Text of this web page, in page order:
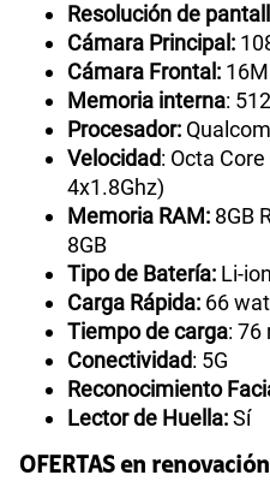
Resolución de
Cámara Principal:
Cámara Frontal:
Memoria interna:
Procesador:
Velocidad: Octa
4x1.8Ghz)
Memoria RAM: 8GB
8GB
Tipo de Batería: Li-
Carga Rápida: 66
Tiempo de carga: 76
Conectividad: 5G
Reconocimiento
Lector de Huella:Sí
OFERTAS en